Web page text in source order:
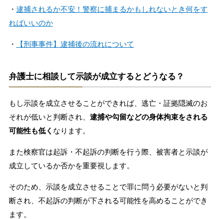
・ 逮捕されるか不安！警察に捕まるかもしれないとき何をす
ればいいのか
・ 【刑事事件】逮捕後の流れについて
弁護士に相談して示談が成立するとどうなる？
もし示談を成立させることができれば、逃亡・証拠隠滅のお
それが低いと判断され、 逮捕や勾留などの身体拘束をされる
可能性も低く なります。
また検察官は起訴・不起訴の判断を行う際、被害者と示談が
成立しているか否かを重要視します。
そのため、示談を成立させることで罪に問う必要がないと判
断され、不起訴の判断が下される可能性を高めることができ
ます。